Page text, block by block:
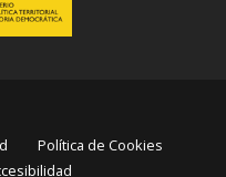
Política de Cookies